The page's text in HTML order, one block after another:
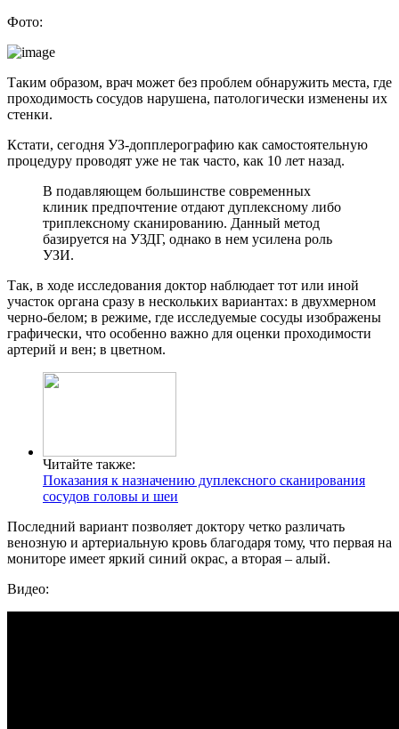
Фото:
Таким образом, врач может без проблем обнаружить места, где
проходимость сосудов нарушена, патологически изменены их
стенки.
Кстати, сегодня УЗ-допплерографию как самостоятельную
процедуру проводят уже не так часто, как 10 лет назад.
В подавляющем большинстве современных
клиник предпочтение отдают дуплексному либо
триплексному сканированию. Данный метод
базируется на УЗДГ, однако в нем усилена роль
УЗИ.
Так, в ходе исследования доктор наблюдает тот или иной
участок органа сразу в нескольких вариантах: в двухмерном
черно-белом; в режиме, где исследуемые сосуды изображены
графически, что особенно важно для оценки проходимости
артерий и вен; в цветном.
Читайте также:
Показания к назначению дуплексного сканирования
сосудов головы и шеи
Последний вариант позволяет доктору четко различать
венозную и артериальную кровь благодаря тому, что первая на
мониторе имеет яркий синий окрас, а вторая – алый.
Видео: